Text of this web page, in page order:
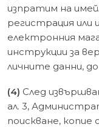
изпратим на
регистрация или
електронния
инструкции за
личните данни,
(4) След
ал. 3,
поискване,